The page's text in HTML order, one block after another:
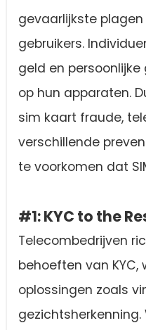
gevaarlijkste
gebruikers.
geld en
op hun apparaten.
sim kaart fraude,
verschillende
te voorkomen dat
#1: KYC to the
Telecombedrijven
behoeften van
oplossingen zoals